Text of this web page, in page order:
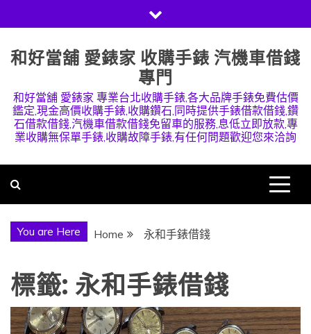
to
content
和好當舖 愛錶家 收購手錶 汽機車借錢
專門
和好當舖 愛錶家 專業台北收購手錶,各大品牌手錶免費估價
鑑定,現金高價收購手錶,收購鑽石,同時提供手錶借款借錢,鑽
石借款借錢,汽機車借款借錢免留車的服務,息低立即放款,專
業收購無保單手錶,收購故障手錶,有任何問題歡迎您來洽詢
You are Here Home 永和手錶借錢
標籤: 永和手錶借錢